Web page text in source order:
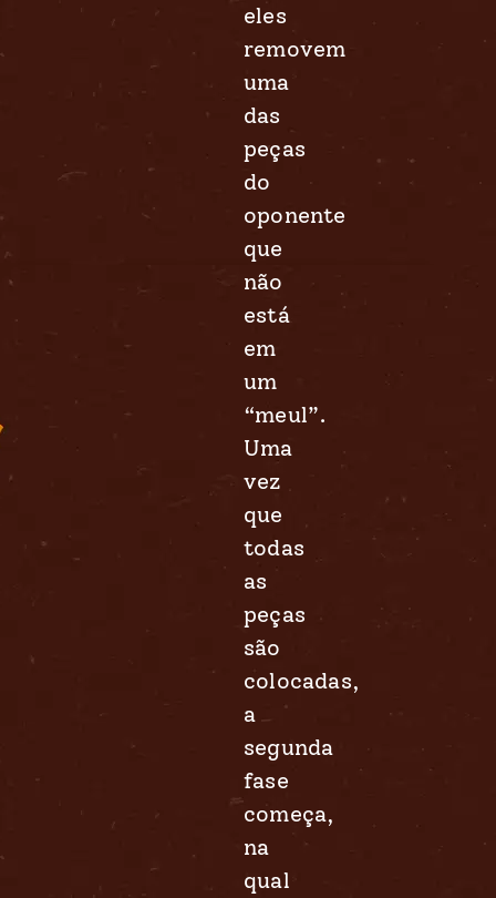
eles
removem
uma
das
peças
do
oponente
que
não
está
em
um
“meul”.
Uma
vez
que
todas
as
peças
são
colocadas,
a
segunda
fase
começa,
na
qual